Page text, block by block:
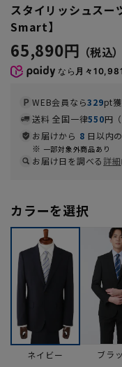
スタイリッシュス
Smart】
65,890円
なら 月々
WEB会員なら329pt
送料 全国一律550円
お届けから 8 日以内
一部対象外商品あり
お届け日を調べる詳細
カラーを選択
ネイビー ブラ